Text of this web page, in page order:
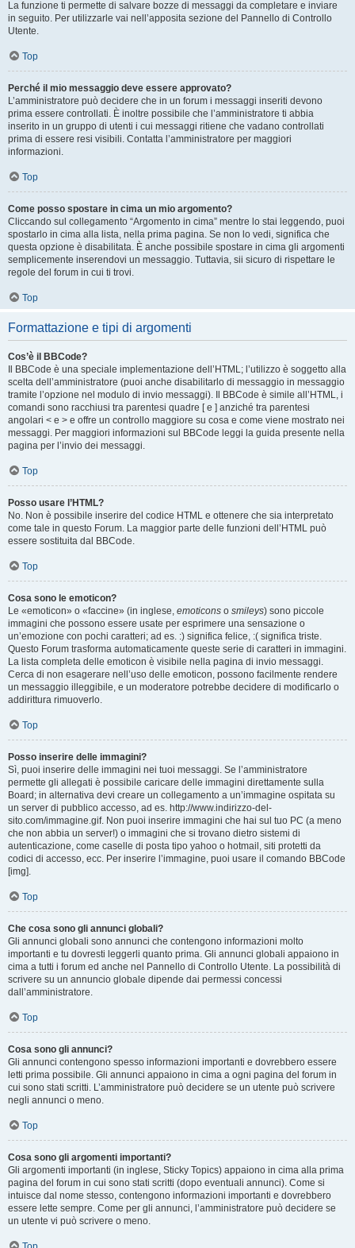
La funzione ti permette di salvare bozze di messaggi da completare e inviare
in seguito. Per utilizzarle vai nell’apposita sezione del Pannello di Controllo
Utente.
Top
Perché il mio messaggio deve essere approvato?
L’amministratore può decidere che in un forum i messaggi inseriti devono
prima essere controllati. È inoltre possibile che l’amministratore ti abbia
inserito in un gruppo di utenti i cui messaggi ritiene che vadano controllati
prima di essere resi visibili. Contatta l’amministratore per maggiori
informazioni.
Top
Come posso spostare in cima un mio argomento?
Cliccando sul collegamento “Argomento in cima” mentre lo stai leggendo, puoi
spostarlo in cima alla lista, nella prima pagina. Se non lo vedi, significa che
questa opzione è disabilitata. È anche possibile spostare in cima gli argomenti
semplicemente inserendovi un messaggio. Tuttavia, sii sicuro di rispettare le
regole del forum in cui ti trovi.
Top
Formattazione e tipi di argomenti
Cos’è il BBCode?
Il BBCode è una speciale implementazione dell’HTML; l’utilizzo è soggetto alla
scelta dell’amministratore (puoi anche disabilitarlo di messaggio in messaggio
tramite l’opzione nel modulo di invio messaggi). Il BBCode è simile all’HTML, i
comandi sono racchiusi tra parentesi quadre [ e ] anziché tra parentesi
angolari < e > e offre un controllo maggiore su cosa e come viene mostrato nei
messaggi. Per maggiori informazioni sul BBCode leggi la guida presente nella
pagina per l’invio dei messaggi.
Top
Posso usare l’HTML?
No. Non è possibile inserire del codice HTML e ottenere che sia interpretato
come tale in questo Forum. La maggior parte delle funzioni dell’HTML può
essere sostituita dal BBCode.
Top
Cosa sono le emoticon?
Le «emoticon» o «faccine» (in inglese, emoticons o smileys) sono piccole
immagini che possono essere usate per esprimere una sensazione o
un’emozione con pochi caratteri; ad es. :) significa felice, :( significa triste.
Questo Forum trasforma automaticamente queste serie di caratteri in immagini.
La lista completa delle emoticon è visibile nella pagina di invio messaggi.
Cerca di non esagerare nell’uso delle emoticon, possono facilmente rendere
un messaggio illeggibile, e un moderatore potrebbe decidere di modificarlo o
addirittura rimuoverlo.
Top
Posso inserire delle immagini?
Sì, puoi inserire delle immagini nei tuoi messaggi. Se l’amministratore
permette gli allegati è possibile caricare delle immagini direttamente sulla
Board; in alternativa devi creare un collegamento a un’immagine ospitata su
un server di pubblico accesso, ad es. http://www.indirizzo-del-
sito.com/immagine.gif. Non puoi inserire immagini che hai sul tuo PC (a meno
che non abbia un server!) o immagini che si trovano dietro sistemi di
autenticazione, come caselle di posta tipo yahoo o hotmail, siti protetti da
codici di accesso, ecc. Per inserire l’immagine, puoi usare il comando BBCode
[img].
Top
Che cosa sono gli annunci globali?
Gli annunci globali sono annunci che contengono informazioni molto
importanti e tu dovresti leggerli quanto prima. Gli annunci globali appaiono in
cima a tutti i forum ed anche nel Pannello di Controllo Utente. La possibilità di
scrivere su un annuncio globale dipende dai permessi concessi
dall’amministratore.
Top
Cosa sono gli annunci?
Gli annunci contengono spesso informazioni importanti e dovrebbero essere
letti prima possibile. Gli annunci appaiono in cima a ogni pagina del forum in
cui sono stati scritti. L’amministratore può decidere se un utente può scrivere
negli annunci o meno.
Top
Cosa sono gli argomenti importanti?
Gli argomenti importanti (in inglese, Sticky Topics) appaiono in cima alla prima
pagina del forum in cui sono stati scritti (dopo eventuali annunci). Come si
intuisce dal nome stesso, contengono informazioni importanti e dovrebbero
essere lette sempre. Come per gli annunci, l’amministratore può decidere se
un utente vi può scrivere o meno.